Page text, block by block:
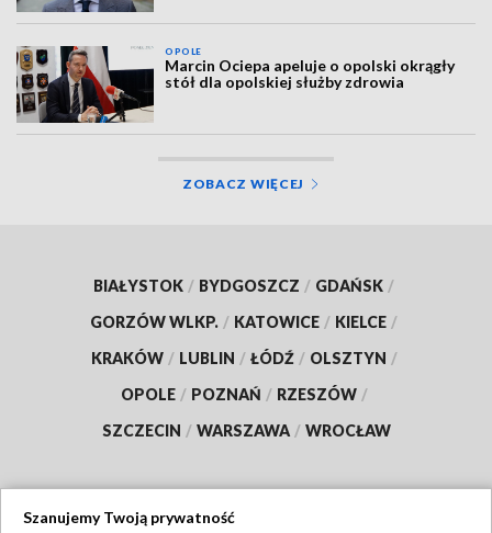
OPOLE
Marcin Ociepa apeluje o opolski okrągły
stół dla opolskiej służby zdrowia
ZOBACZ WIĘCEJ
BIAŁYSTOK / BYDGOSZCZ / GDAŃSK /
GORZÓW WLKP. / KATOWICE / KIELCE /
KRAKÓW / LUBLIN / ŁÓDŹ / OLSZTYN /
OPOLE / POZNAŃ / RZESZÓW /
SZCZECIN / WARSZAWA / WROCŁAW
Szanujemy Twoją prywatność